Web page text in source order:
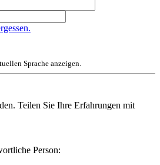
Sprache anzeigen.
Teilen Sie Ihre Erfahrungen mit
Person: